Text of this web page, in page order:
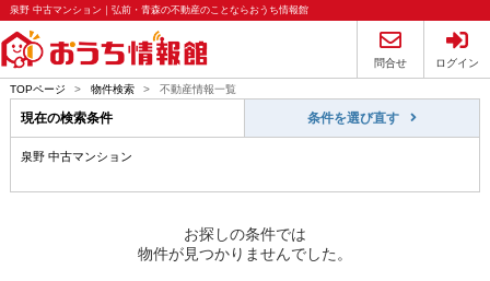
泉野 中古マンション｜弘前・青森の不動産のことならおうち情報館
問合せ ログイン
TOPページ > 物件検索 > 不動産情報一覧
現在の検索条件 条件を選び直す
泉野 中古マンション
お探しの条件では
物件が見つかりませんでした。